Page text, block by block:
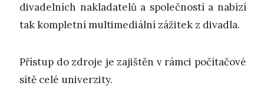
divadelních nakladatelů a společností a nabízí
tak kompletní multimediální zážitek z divadla.
Přístup do zdroje je zajištěn v rámci počítačové
sítě celé univerzity.